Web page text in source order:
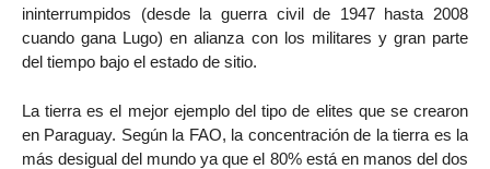
ininterrumpidos (desde la guerra civil de 1947 hasta 2008
cuando gana Lugo) en alianza con los militares y gran parte
del tiempo bajo el estado de sitio.
La tierra es el mejor ejemplo del tipo de elites que se crearon
en Paraguay. Según la FAO, la concentración de la tierra es la
más desigual del mundo ya que el 80% está en manos del dos